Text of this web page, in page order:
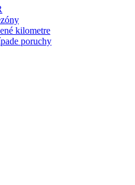
kilometre
poruchy